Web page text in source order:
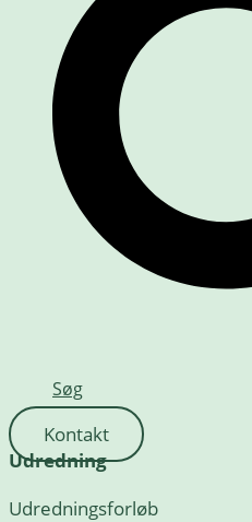
Søg
Kontakt
Udredning
Udredningsforløb